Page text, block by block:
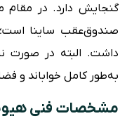
گنجایش دارد. در مقام
صندوق‌عقب ساینا است؛
داشت. البته در صورت
به‌طور کامل خواباند و
مشخصات فنی هیوندا